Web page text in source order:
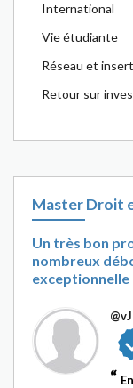
International
Vie étudiante
Réseau et
Retour sur
Master Droit
Un très bon
nombreux
exceptionnelle
@vJ